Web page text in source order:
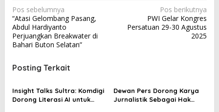
N
a
v
i
g
s
i
Pos sebelumnya
“Atasi Gelombang Pasang,
Abdul Hardiyanto
Perjuangkan Breakwater di
Bahari Buton Selatan”
Pos berikutnya
PWI Gelar Kongres
Persatuan 29-30 Agustus
2025
Posting Terkait
Insight Talks Sultra: Komdigi
Dorong Literasi AI untuk
Dewan Pers Dorong Karya
Jurnalistik Sebagai Hak